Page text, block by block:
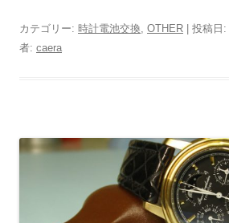
カテゴリー: 時計電池交換, OTHER | 投稿日:
者: caera